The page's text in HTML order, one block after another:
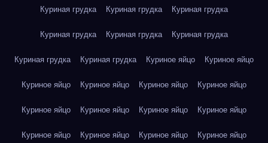
Куриная грудка Куриная грудка Куриная грудка
Куриная грудка Куриная грудка Куриная грудка
Куриная грудка Куриная грудка Куриное яйцо Куриное яйцо
Куриное яйцо Куриное яйцо Куриное яйцо Куриное яйцо
Куриное яйцо Куриное яйцо Куриное яйцо Куриное яйцо
Куриное яйцо Куриное яйцо Куриное яйцо Куриное яйцо